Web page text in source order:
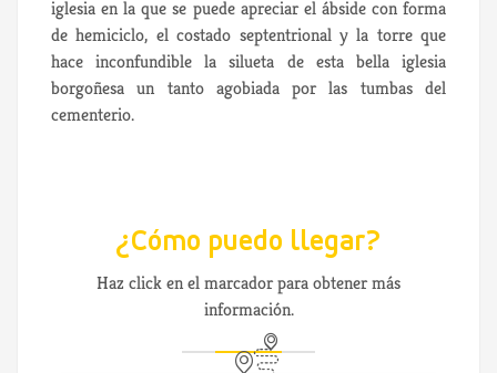
iglesia en la que se puede apreciar el ábside con forma
de hemiciclo, el costado septentrional y la torre que
hace inconfundible la silueta de esta bella iglesia
borgoñesa un tanto agobiada por las tumbas del
cementerio.
¿Cómo puedo llegar?
Haz click en el marcador para obtener más
información.